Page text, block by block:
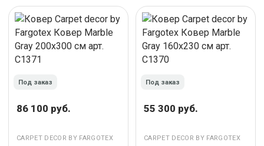
Под заказ
86 100 руб.
CARPET DECOR BY FARGOTEX
Под заказ
55 300 руб.
CARPET DECOR BY FARGOTEX